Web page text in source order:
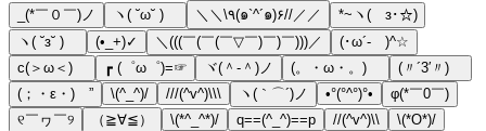
_(*￣０￣)ノ
ヽ( ˘ω˘ )ゝ ＼＼\٩(๑`^´๑)۶//／／
*~ヽ(ゝз･☆)
ヽ( ˘з˘ )ゝ
(•_+)✓ ＼(((￣(￣(￣▽￣)￣)￣)))／
(･ω´-ゞ)^☆
c(＞ω＜)ゞ
┏ (゜ω゜)=☞ ヾ(＾-＾)ノ (。・ω・。)ゞ
(〃´3′〃)ゞ
(；・ε・)ゝ”
\(^_^)/ ///(^v^)\\\ ヽ(｀⌒´)ノ •°(°^°)°•
φ(*￣0￣)
୧￣ヮ￣୨
（≧∀≦） \(*^_^*)/ q==(^_^)==p //(^v^)\\ \(*О*)/